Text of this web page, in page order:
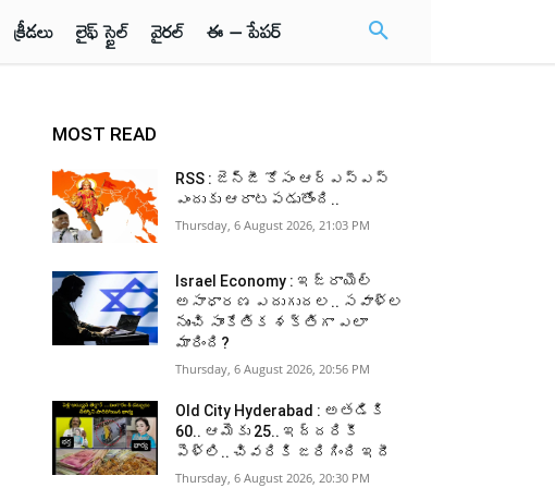
క్రీడలు లైఫ్ స్టైల్ వైరల్ ఈ – పేపర్
MOST READ
RSS : జెన్‌జీ కోసం ఆర్‌ఎస్‌ఎస్‌
ఎందుకు ఆరాటపడుతోంది..
Thursday, 6 August 2026, 21:03 PM
Israel Economy : ఇజ్రాయెల్‌
అసాధారణ ఎదుగుదల.. సవాళ్ల
నుంచి సాంకేతిక శక్తిగా ఎలా
మారింది?
Thursday, 6 August 2026, 20:56 PM
Old City Hyderabad : అతడికి
60.. ఆమెకు 25.. ఇద్దరికీ
పెళ్లి.. చివరికి జరిగింది ఇదీ
Thursday, 6 August 2026, 20:30 PM